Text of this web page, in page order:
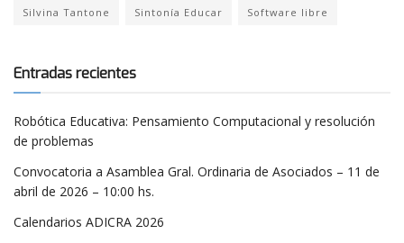
Silvina Tantone Sintonía Educar Software libre
Entradas recientes
Robótica Educativa: Pensamiento Computacional y resolución
de problemas
Convocatoria a Asamblea Gral. Ordinaria de Asociados – 11 de
abril de 2026 – 10:00 hs.
Calendarios ADICRA 2026